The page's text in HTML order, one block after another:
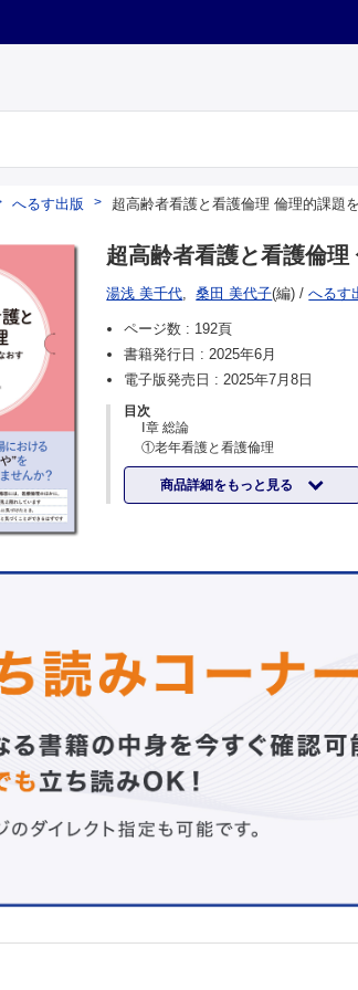
へるす出版 超高齢者看護と看護倫理 倫理的課題
超高齢者看護と看護倫
湯浅 美千代,桑田 美代子(編) /へるす
ページ数 : 192頁
書籍発行日 :2025年6月
電子版発売日 :2025年7月8日
目次
Ⅰ章 総論
①老年看護と看護倫理
高齢者に対する認識と倫理的課題
さまざまな老年看護の場に生じやす
②老年看護の場における倫理的課題
倫理的課題にどのように向き合って
Ⅱ章 超高齢者への看護場面にみられ
※事例内の患者例はすべて仮名で
倫理的課題1 高齢者本人以外が優先
夜間に眠れるようにするために，
ほうが患者のためなの？
症状が改善してきているのに，離
本人も「監視されているみたい」
病院の規則を優先して，最期が近
会いたいと願う人に会えないまま
本人の意向を聞き取っているのに…
商品詳細をもっと見る